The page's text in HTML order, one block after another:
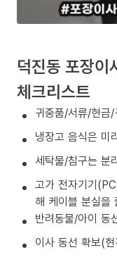
덕진동 포장
체크리스트
귀중품/서류/현금
냉장고 음식은 미
세탁물/침구는 분
고가 전자기기
해 케이블 분실을
반려동물/아이 동
이사 동선 확보(